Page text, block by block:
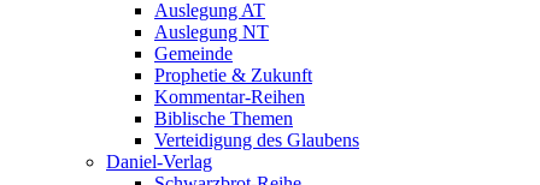
Auslegung AT
Auslegung NT
Gemeinde
Prophetie & Zukunft
Kommentar-Reihen
Biblische Themen
Verteidigung des Glaubens
Daniel-Verlag